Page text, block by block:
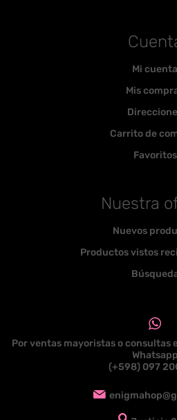
Mi cuenta
Mis
Carrito de
Favoritos
Nuestra
Nuevos
Productos vistos
Por ventas mayoristas o consultas
Whatsapp
(+598) 097